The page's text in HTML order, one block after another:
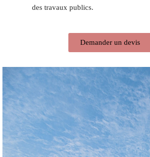
des travaux publics.
Demander un devis